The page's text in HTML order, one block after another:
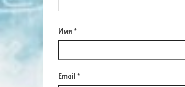
Имя *
Email *